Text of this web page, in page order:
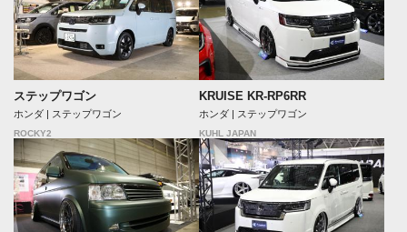
ステップワゴン
ホンダ | ステップワゴン
ROCKY2
KRUISE KR-RP6RR
ホンダ | ステップワゴン
KUHL JAPAN